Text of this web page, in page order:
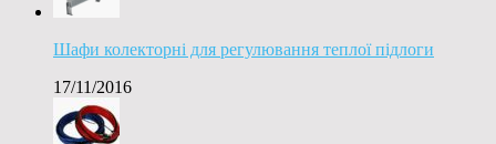
Шафи колекторні для регулювання теплої підлоги
17/11/2016